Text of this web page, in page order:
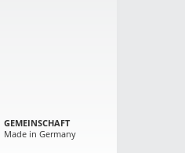
GEMEINSCHAFT
Made in Germany